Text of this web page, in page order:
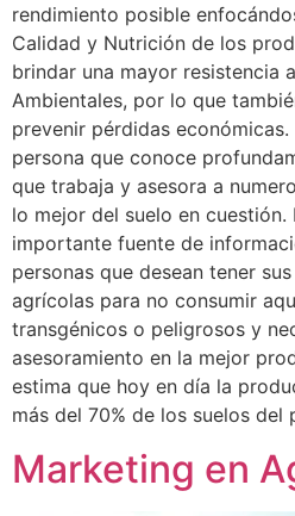
rendimiento posible
Calidad y Nutrición de los
brindar una mayor resistencia
Ambientales, por lo que
prevenir pérdidas
persona que conoce
que trabaja y asesora a
lo mejor del suelo en cuestión.
importante fuente de
personas que desean tener
agrícolas para no consumir
transgénicos o peligrosos y
asesoramiento en la mejor
estima que hoy en día la
más del 70% de los suelos del
Marketing en